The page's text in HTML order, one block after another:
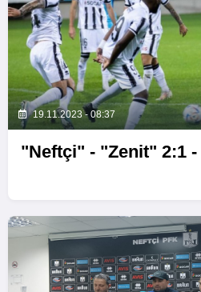
19.11.2023 - 08:37
"Neftçi" - "Zenit" 2:1 -